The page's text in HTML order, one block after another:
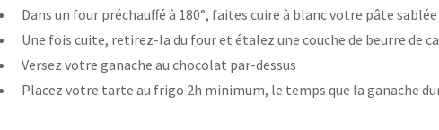
Dans un four préchauffé à 180°, faites cuire à blanc votre pâte
Une fois cuite, retirez-la du four et étalez une couche de beurre de
Versez votre ganache au chocolat par-dessus
Placez votre tarte au frigo 2h minimum, le temps que la ganache